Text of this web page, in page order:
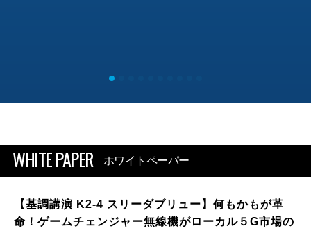
WHITE PAPER ホワイトペーパー
【基調講演 K2-4 スリーダブリュー】何もかもが革
命！ゲームチェンジャー無線機がローカル５G市場の